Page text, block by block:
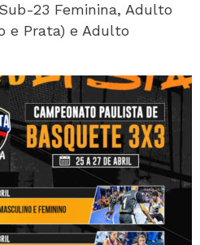
23 Feminina, Adulto
e Prata) e Adulto